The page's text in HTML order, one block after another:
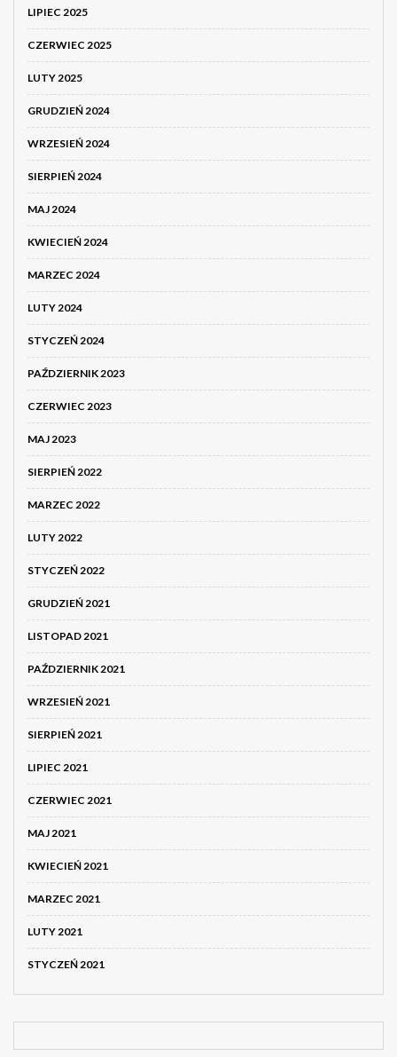
LIPIEC 2025
CZERWIEC 2025
LUTY 2025
GRUDZIEŃ 2024
WRZESIEŃ 2024
SIERPIEŃ 2024
MAJ 2024
KWIECIEŃ 2024
MARZEC 2024
LUTY 2024
STYCZEŃ 2024
PAŹDZIERNIK 2023
CZERWIEC 2023
MAJ 2023
SIERPIEŃ 2022
MARZEC 2022
LUTY 2022
STYCZEŃ 2022
GRUDZIEŃ 2021
LISTOPAD 2021
PAŹDZIERNIK 2021
WRZESIEŃ 2021
SIERPIEŃ 2021
LIPIEC 2021
CZERWIEC 2021
MAJ 2021
KWIECIEŃ 2021
MARZEC 2021
LUTY 2021
STYCZEŃ 2021